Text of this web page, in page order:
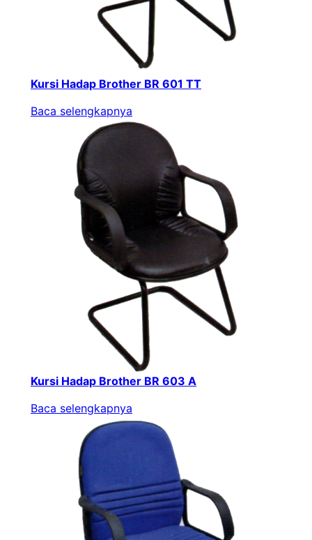
Kursi Hadap Brother BR 601 TT
Baca selengkapnya
Kursi Hadap Brother BR 603 A
Baca selengkapnya